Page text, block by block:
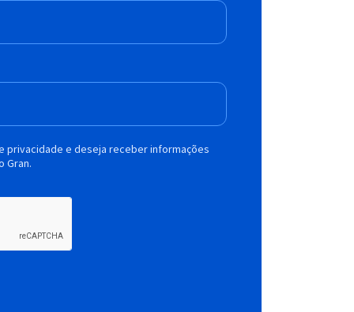
privacidade e deseja receber informações
Gran.